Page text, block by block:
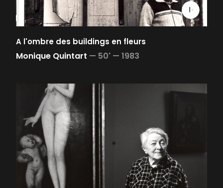
A l'ombre des buildings en fleurs
Monique Quintart — 50' — 1983